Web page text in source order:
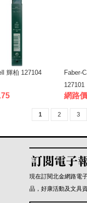
輝柏 127104
Faber-
127101
網路
1 2 3
現在訂閱北金網路電
品，好康活動及文具